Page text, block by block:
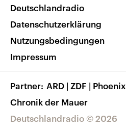
Nachrichten App
Frequenzen
Veranstaltungen
Musikliste
RSS
Barrierefreiheit
Deutschlandradio © 2026
Deutschlandradio
Datenschutzerklärung
Nutzungsbedingungen
Impressum
Partner ARD | ZDF | Phoenix
Chronik der Mauer